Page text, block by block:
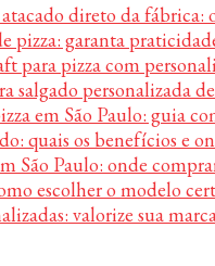
direto da fábrica:
pizza: garanta
para pizza com
salgado personalizada
em São Paulo: guia
quais os benefícios e
São Paulo: onde
escolher o modelo
valorize sua